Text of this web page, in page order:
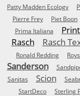
Patty Madden Ecology
Pierre Frey
Piet Boon
Prima Italiana
Rasch Rasch
Ronald Redding
Sanderson
Sanitas
Scion
StartDeco
Sterling